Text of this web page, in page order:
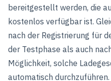
bereitgestellt werden, die
kostenlos verfügbar ist.
nach der Registrierung für
der Testphase als auch
Möglichkeit, solche
automatisch